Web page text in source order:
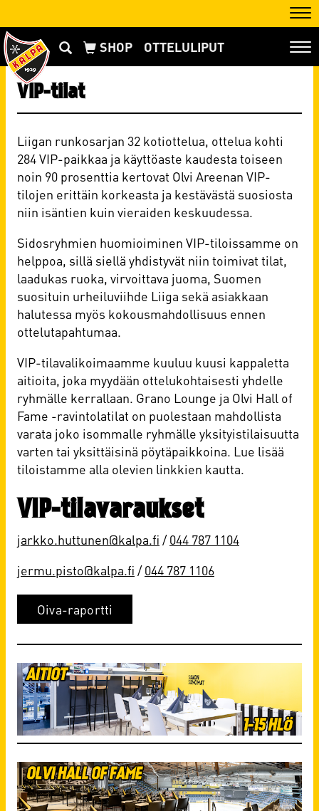
OTTELULIPUT
VIP-tilat
Liigan runkosarjan 32 kotiottelua, ottelua kohti
284 VIP-paikkaa ja käyttöaste kaudesta toiseen
noin 90 prosenttia kertovat Olvi Areenan VIP-
tilojen erittäin korkeasta ja kestävästä suosiosta
niin isäntien kuin vieraiden keskuudessa.
Sidosryhmien huomioiminen VIP-tiloissamme on
helppoa, sillä siellä yhdistyvät niin toimivat tilat,
laadukas ruoka, virvoittava juoma, Suomen
suosituin urheiluviihde Liiga sekä asiakkaan
halutessa myös kokousmahdollisuus ennen
ottelutapahtumaa.
VIP-tilavalikoimaamme kuuluu kuusi kappaletta
aitioita, joka myydään ottelukohtaisesti yhdelle
ryhmälle kerrallaan. Grano Lounge ja Olvi Hall of
Fame -ravintolatilat on puolestaan mahdollista
varata joko isommalle ryhmälle yksityistilaisuutta
varten tai yksittäisinä pöytäpaikkoina. Lue lisää
tiloistamme alla olevien linkkien kautta.
VIP-tilavaraukset
jarkko.huttunen@kalpa.fi /044 787 1104
jermu.pisto@kalpa.fi /044 787 1106
Oiva-raportti